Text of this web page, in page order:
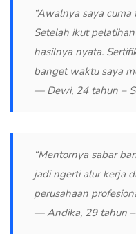
“Awalnya saya
Setelah ikut
hasilnya nyata.
banget waktu saya
— Dewi, 24 tahun –
“Mentornya sabar
jadi ngerti alur kerja
perusahaan
—Andika, 29 tahun